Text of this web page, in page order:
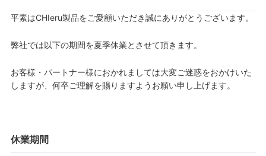
平素はCHIeru製品をご愛顧いただき誠にありがとうございます。
弊社では以下の期間を夏季休業とさせて頂きます。
お客様・パートナー様におかれましては大変ご迷惑をおかけいた
しますが、何卒ご理解を賜りますようお願い申し上げます。
休業期間